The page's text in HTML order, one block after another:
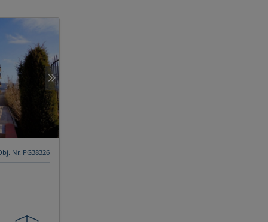
Nr. PG38326